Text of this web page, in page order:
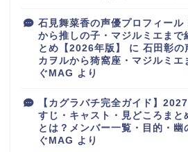
石見舞菜香の声優プロフィール
から推しの子・マジルミエまで
とめ【2026年版】
に 石田彰の
カヲルから猗窩座・マジルミ
ぐMAG より
【カグラバチ完全ガイド】
すじ・キャスト・見どころまと
とは？メンバー一覧・目的・
ぐMAG より